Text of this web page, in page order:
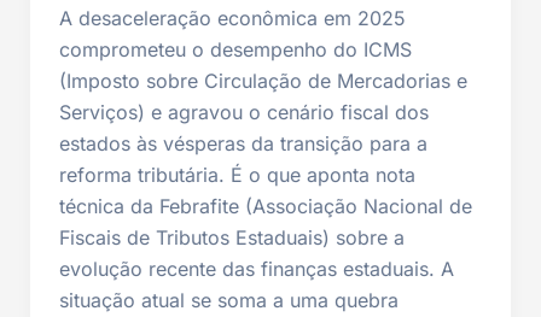
A desaceleração econômica em 2025
comprometeu o desempenho do ICMS
(Imposto sobre Circulação de Mercadorias e
Serviços) e agravou o cenário fiscal dos
estados às vésperas da transição para a
reforma tributária. É o que aponta nota
técnica da Febrafite (Associação Nacional de
Fiscais de Tributos Estaduais) sobre a
evolução recente das finanças estaduais. A
situação atual se soma a uma quebra